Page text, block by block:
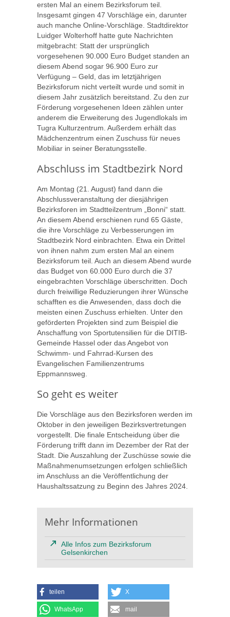
ersten Mal an einem Bezirksforum teil.
Insgesamt gingen 47 Vorschläge ein, darunter
auch manche Online-Vorschläge. Stadtdirektor
Luidger Wolterhoff hatte gute Nachrichten
mitgebracht: Statt der ursprünglich
vorgesehenen 90.000 Euro Budget standen an
diesem Abend sogar 96.900 Euro zur
Verfügung – Geld, das im letztjährigen
Bezirksforum nicht verteilt wurde und somit in
diesem Jahr zusätzlich bereitstand. Zu den zur
Förderung vorgesehenen Ideen zählen unter
anderem die Erweiterung des Jugendlokals im
Tugra Kulturzentrum. Außerdem erhält das
Mädchenzentrum einen Zuschuss für neues
Mobiliar in seiner Beratungsstelle.
Abschluss im Stadtbezirk Nord
Am Montag (21. August) fand dann die
Abschlussveranstaltung der diesjährigen
Bezirksforen im Stadtteilzentrum „Bonni“ statt.
An diesem Abend erschienen rund 65 Gäste,
die ihre Vorschläge zu Verbesserungen im
Stadtbezirk Nord einbrachten. Etwa ein Drittel
von ihnen nahm zum ersten Mal an einem
Bezirksforum teil. Auch an diesem Abend wurde
das Budget von 60.000 Euro durch die 37
eingebrachten Vorschläge überschritten. Doch
durch freiwillige Reduzierungen ihrer Wünsche
schafften es die Anwesenden, dass doch die
meisten einen Zuschuss erhielten. Unter den
geförderten Projekten sind zum Beispiel die
Anschaffung von Sportutensilien für die DITIB-
Gemeinde Hassel oder das Angebot von
Schwimm- und Fahrrad-Kursen des
Evangelischen Familienzentrums
Eppmannsweg.
So geht es weiter
Die Vorschläge aus den Bezirksforen werden im
Oktober in den jeweiligen Bezirksvertretungen
vorgestellt. Die finale Entscheidung über die
Förderung trifft dann im Dezember der Rat der
Stadt. Die Auszahlung der Zuschüsse sowie die
Maßnahmenumsetzungen erfolgen schließlich
im Anschluss an die Veröffentlichung der
Haushaltssatzung zu Beginn des Jahres 2024.
Mehr Informationen
Alle Infos zum Bezirksforum
Gelsenkirchen
teilen X
WhatsApp mail